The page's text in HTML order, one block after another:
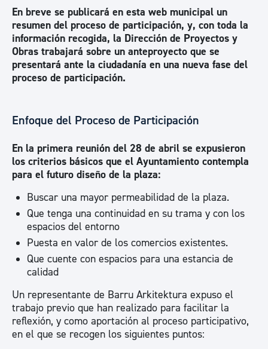
En breve se publicará en esta web municipal un
resumen del proceso de participación, y, con toda la
información recogida, la Dirección de Proyectos y
Obras trabajará sobre un anteproyecto que se
presentará ante la ciudadanía en una nueva fase del
proceso de participación.
Enfoque del Proceso de Participación
En la primera reunión del 28 de abril se expusieron
los criterios básicos que el Ayuntamiento contempla
para el futuro diseño de la plaza:
Buscar una mayor permeabilidad de la plaza.
Que tenga una continuidad en su trama y con los
espacios del entorno
Puesta en valor de los comercios existentes.
Que cuente con espacios para una estancia de
calidad
Un representante de Barru Arkitektura expuso el
trabajo previo que han realizado para facilitar la
reflexión, y como aportación al proceso participativo,
en el que se recogen los siguientes puntos: